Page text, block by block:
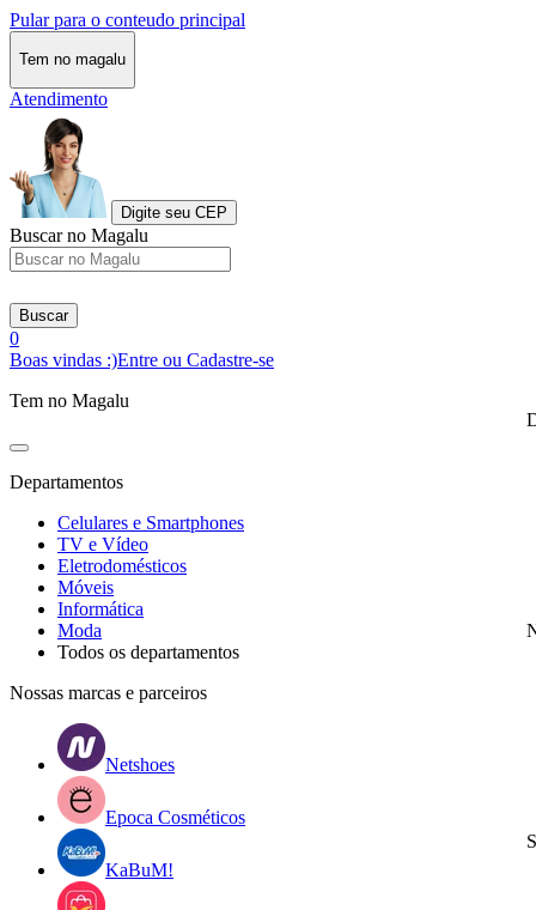
Pular para o conteudo principal
Tem no magalu
Atendimento
Digite seu CEP
Buscar no Magalu
Buscar
0
Boas vindas :)Entre ou Cadastre-se
Tem no Magalu
Departamentos
Celulares e Smartphones
TV e Vídeo
Eletrodomésticos
Móveis
Informática
Moda
Todos os departamentos
Nossas marcas e parceiros
Netshoes
Epoca Cosméticos
KaBuM!